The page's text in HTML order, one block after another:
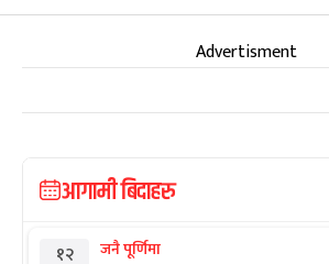
Advertisment
आगामी बिदाहरु
१२ जनै पूर्णिमा